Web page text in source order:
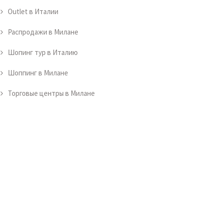
Outlet в Италии
Распродажи в Милане
Шопинг тур в Италию
Шоппинг в Милане
Торговые центры в Милане